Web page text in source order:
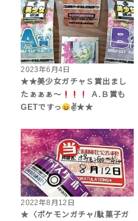
2023年6月4日
★★美少女ガチャＳ賞出まし
たぁぁぁ〜
Ａ.Ｂ賞も
GETですっ
✌★★
2022年8月12日
★〈ポケモンガチャ/駄菓子ガ